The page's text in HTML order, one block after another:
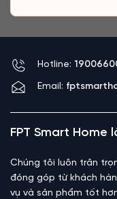
Hotline:
Email:
FPT Smart Home
Chúng tôi luôn trân
đóng góp từ khách
vụ và sản phẩm tốt